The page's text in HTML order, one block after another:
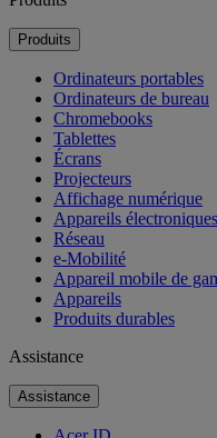
Produits
Ordinateurs portables
Ordinateurs de bureau
Chromebooks
Tablettes
Écrans
Projecteurs
Affichage numérique
Appareils
Réseau
e-Mobilité
Appareil mobile de
Appareils
Produits durables
Assistance
Assistance